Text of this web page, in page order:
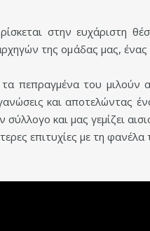
στην ευχάριστη
της ομάδας μας,
πεπραγμένα του
και
σύλλογο και μας γεμίζει
επιτυχίες με τη φανέλα